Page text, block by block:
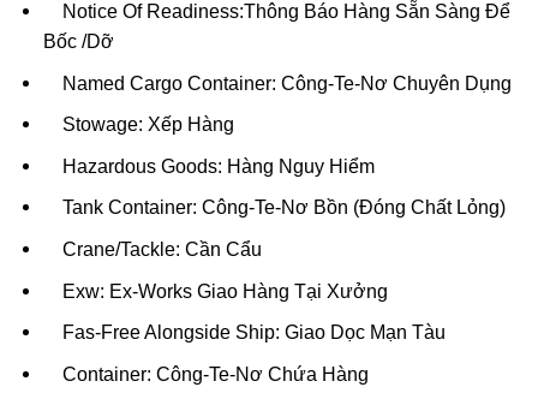
Notice Of Readiness:Thông Báo Hàng Sẵn Sàng Để
Bốc /Dỡ
Named Cargo Container: Công-Te-Nơ Chuyên Dụng
Stowage: Xếp Hàng
Hazardous Goods: Hàng Nguy Hiểm
Tank Container: Công-Te-Nơ Bồn (Đóng Chất Lỏng)
Crane/Tackle: Cần Cẩu
Exw: Ex-Works Giao Hàng Tại Xưởng
Fas-Free Alongside Ship: Giao Dọc Mạn Tàu
Container: Công-Te-Nơ Chứa Hàng